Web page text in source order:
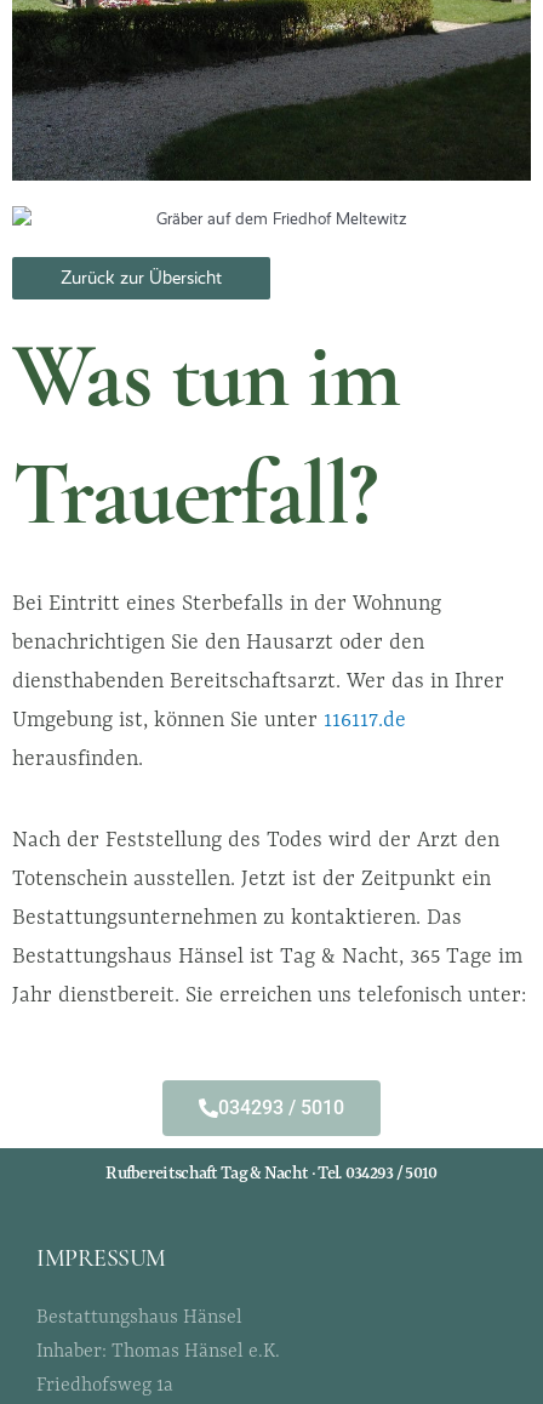
Zurück zur Übersicht
Was tun im
Trauerfall?
Bei Eintritt eines Sterbefalls in der Wohnung
benachrichtigen Sie den Hausarzt oder den
diensthabenden Bereitschaftsarzt. Wer das in Ihrer
Umgebung ist, können Sie unter 116117.de
herausfinden.
Nach der Feststellung des Todes wird der Arzt den
Totenschein ausstellen. Jetzt ist der Zeitpunkt ein
Bestattungsunternehmen zu kontaktieren. Das
Bestattungshaus Hänsel ist Tag & Nacht, 365 Tage im
Jahr dienstbereit. Sie erreichen uns telefonisch unter:
034293 / 5010
Rufbereitschaft Tag & Nacht · Tel. 034293 / 5010
IMPRESSUM
Bestattungshaus Hänsel
Inhaber: Thomas Hänsel e.K.
Friedhofsweg 1a